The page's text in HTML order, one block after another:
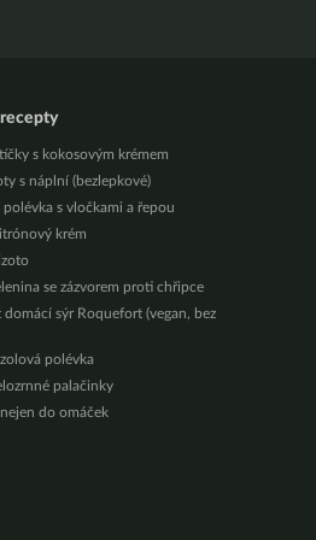
s kokosovým krémem
s náplní (bezlepkové)
polévka s vločkami a řepou
krém
se zázvorem proti chřipce
domácí sýr Roquefort (vegan, bez
polévka
palačinky
do omáček